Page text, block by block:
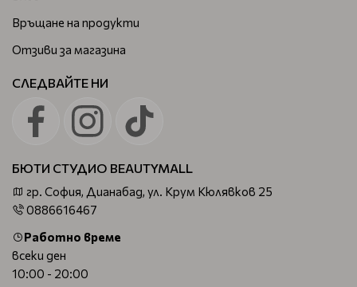
Връщане на продукти
Отзиви за магазина
СЛЕДВАЙТЕ НИ
БЮТИ СТУДИО BEAUTYMALL
гр. София, Дианабад, ул. Крум Кюлявков 25
0886616467
Работно време
всеки ден
10:00 - 20:00